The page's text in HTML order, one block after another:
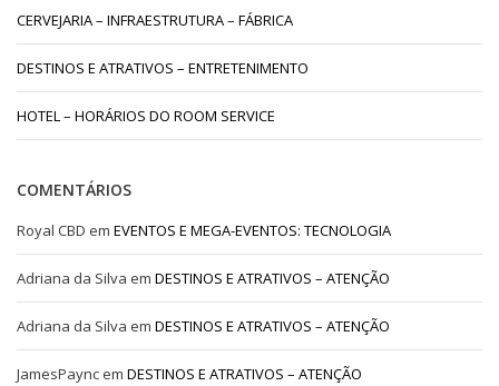
CERVEJARIA – INFRAESTRUTURA – FÁBRICA
DESTINOS E ATRATIVOS – ENTRETENIMENTO
HOTEL – HORÁRIOS DO ROOM SERVICE
COMENTÁRIOS
Royal CBD em EVENTOS E MEGA-EVENTOS: TECNOLOGIA
Adriana da Silva em DESTINOS E ATRATIVOS – ATENÇÃO
Adriana da Silva em DESTINOS E ATRATIVOS – ATENÇÃO
JamesPaync em DESTINOS E ATRATIVOS – ATENÇÃO